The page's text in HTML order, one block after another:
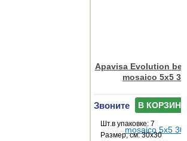
Apavisa Evolution
mosaico 5x5
Звоните В КОРЗИНУ
Шт.в упаковке: 7
Размер, см: 30x30